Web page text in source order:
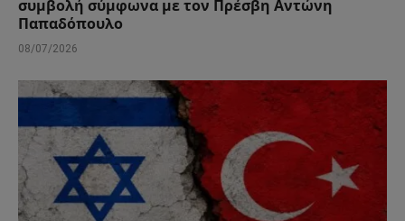
συμβολή σύμφωνα με τον Πρέσβη Αντώνη
Παπαδόπουλο
08/07/2026